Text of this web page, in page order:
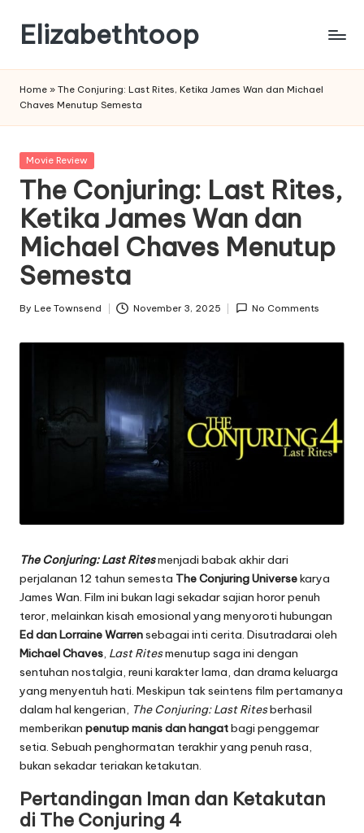
content
Elizabethtoop
Home » The Conjuring: Last Rites, Ketika James Wan dan Michael
Chaves Menutup Semesta
Posted
Movie Review
The Conjuring: Last Rites,
Ketika James Wan dan
Michael Chaves Menutup
Semesta
Posted
By Lee Townsend November 3, 2025 No Comments
The Conjuring: Last Ritesmenjadi babak akhir dari
perjalanan 12 tahun semesta The Conjuring Universekarya
James Wan. Film ini bukan lagi sekadar sajian horor penuh
teror, melainkan kisah emosional yang menyoroti hubungan
Ed dan Lorraine Warrensebagai inti cerita. Disutradarai oleh
Michael Chaves, Last Ritesmenutup saga ini dengan
sentuhan nostalgia, reuni karakter lama, dan drama keluarga
yang menyentuh hati. Meskipun tak seintens film pertamanya
dalam hal kengerian, The Conjuring: Last Ritesberhasil
memberikan penutup manis dan hangatbagi penggemar
setia. Sebuah penghormatan terakhir yang penuh rasa,
bukan sekadar teriakan ketakutan.
Pertandingan Iman dan Ketakutan
di The Conjuring 4